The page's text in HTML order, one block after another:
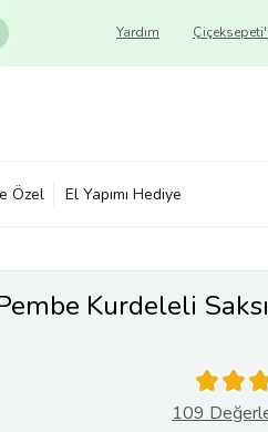
Yardım
Özel El Yapımı Hediye
Kurdeleli
109